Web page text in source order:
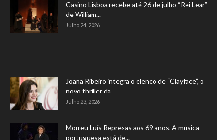
Casino Lisboa recebe até 26 de julho “Rei Lear”
de William...
Julho 24, 2026
Joana Ribeiro integra o elenco de “Clayface”, o
novo thriller da...
Julho 23, 2026
Morreu Luís Represas aos 69 anos. A música
portuguesa está de...